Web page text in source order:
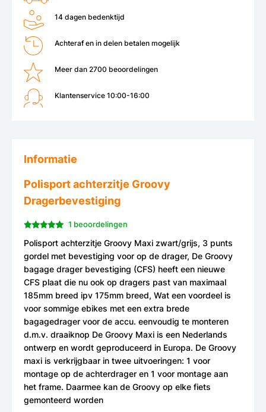
14 dagen bedenktijd
Achteraf en in delen betalen mogelijk
Meer dan 2700 beoordelingen
Klantenservice 10:00-16:00
Informatie
Polisport achterzitje Groovy
Dragerbevestiging
1 beoordelingen
Polisport achterzitje Groovy Maxi zwart/grijs, 3 punts
gordel met bevestiging voor op de drager, De Groovy
bagage drager bevestiging (CFS) heeft een nieuwe
CFS plaat die nu ook op dragers past van maximaal
185mm breed ipv 175mm breed, Wat een voordeel is
voor sommige ebikes met een extra brede
bagagedrager voor de accu. eenvoudig te monteren
d.m.v. draaiknop De Groovy Maxi is een Nederlands
ontwerp en wordt geproduceerd in Europa. De Groovy
maxi is verkrijgbaar in twee uitvoeringen: 1 voor
montage op de achterdrager en 1 voor montage aan
het frame. Daarmee kan de Groovy op elke fiets
gemonteerd worden